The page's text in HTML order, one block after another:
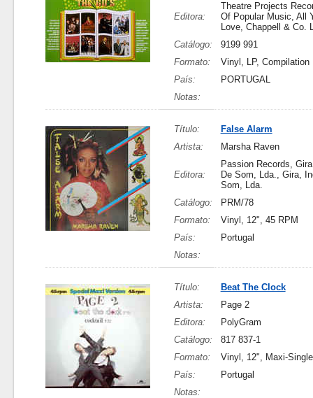
Editora:
Theatre Projects
Of Popular Music, All
Love, Chappell & Co.
Catálogo:
9199 991
Formato:
Vinyl, LP, Compilation
País:
PORTUGAL
Notas:
Título:
False Alarm
Artista:
Marsha Raven
Editora:
Passion Records,
De Som, Lda., Gira,
Som, Lda.
Catálogo:
PRM/78
Formato:
Vinyl, 12", 45 RPM
País:
Portugal
Notas:
Título:
Beat The Clock
Artista:
Page 2
Editora:
PolyGram
Catálogo:
817 837-1
Formato:
Vinyl, 12", Maxi-
País:
Portugal
Notas: